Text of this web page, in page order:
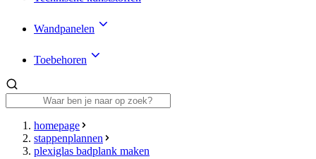
Wandpanelen
Toebehoren
homepage
stappenplannen
plexiglas badplank maken